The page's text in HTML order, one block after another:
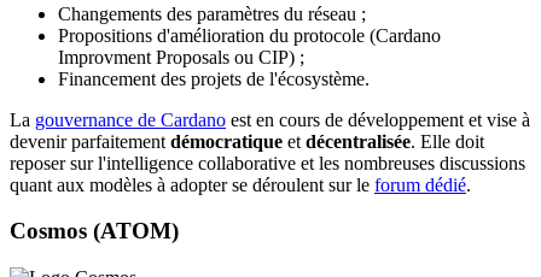
Changements des paramètres du réseau ;
Propositions d'amélioration du protocole (Cardano
Improvment Proposals ou CIP) ;
Financement des projets de l'écosystème.
La gouvernance de Cardano est en cours de développement et vise à
devenir parfaitement démocratique et décentralisée. Elle doit
reposer sur l'intelligence collaborative et les nombreuses discussions
quant aux modèles à adopter se déroulent sur le forum dédié.
Cosmos (ATOM)